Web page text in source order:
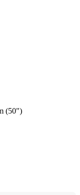
(50")